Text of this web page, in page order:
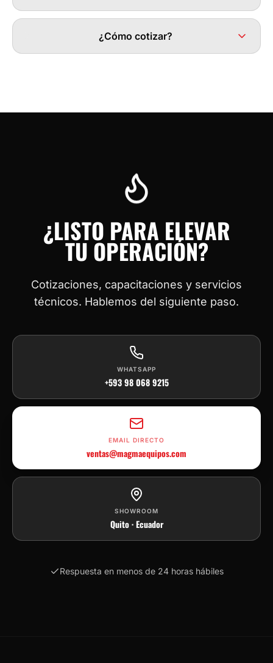
¿Cómo cotizar?
¿LISTO PARA ELEVAR
TU OPERACIÓN?
Cotizaciones, capacitaciones y servicios
técnicos. Hablemos del siguiente paso.
WHATSAPP
+593 98 068 9215
EMAIL DIRECTO
ventas@magmaequipos.com
SHOWROOM
Quito · Ecuador
Respuesta en menos de 24 horas hábiles